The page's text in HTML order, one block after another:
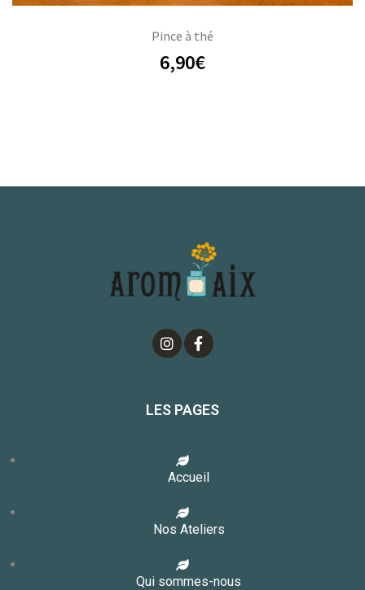
Pince à thé
6,90€
LES PAGES
Accueil
Nos Ateliers
Qui sommes-nous